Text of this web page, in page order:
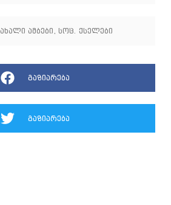
ახალი ამბები , სოც. ქსელები
გაზიარება
გაზიარება